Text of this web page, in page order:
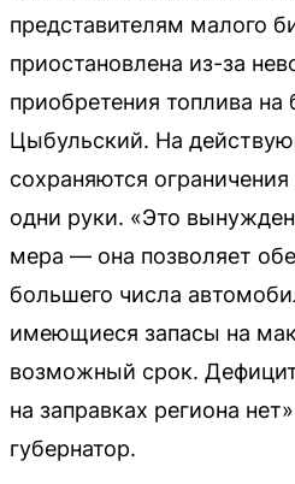
представителям малого
приостановлена из-за
приобретения топлива
Цыбульский. На
сохраняются
одни руки. «Это
мера — она позволяет
большего числа
имеющиеся запасы на
возможный срок.
на заправках региона
губернатор.